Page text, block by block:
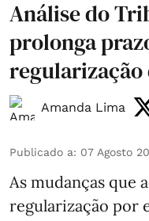
Análise do
prolonga
Amanda Lima
Publicado a: 07 Agosto
As mudanças que
regularização por